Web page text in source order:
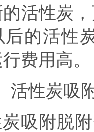
活性炭
后的活性
费用高。
活性炭吸
吸附脱